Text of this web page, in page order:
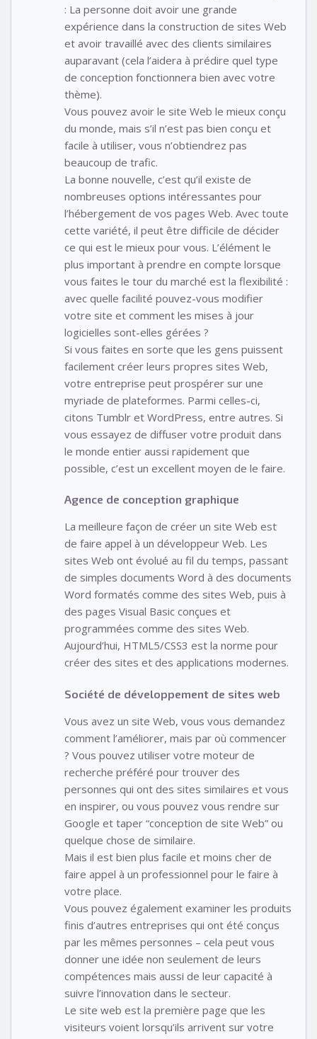
: La personne doit avoir une grande
expérience dans la construction de sites Web
et avoir travaillé avec des clients similaires
auparavant (cela l’aidera à prédire quel type
de conception fonctionnera bien avec votre
thème).
Vous pouvez avoir le site Web le mieux conçu
du monde, mais s’il n’est pas bien conçu et
facile à utiliser, vous n’obtiendrez pas
beaucoup de trafic.
La bonne nouvelle, c’est qu’il existe de
nombreuses options intéressantes pour
l’hébergement de vos pages Web. Avec toute
cette variété, il peut être difficile de décider
ce qui est le mieux pour vous. L’élément le
plus important à prendre en compte lorsque
vous faites le tour du marché est la flexibilité :
avec quelle facilité pouvez-vous modifier
votre site et comment les mises à jour
logicielles sont-elles gérées ?
Si vous faites en sorte que les gens puissent
facilement créer leurs propres sites Web,
votre entreprise peut prospérer sur une
myriade de plateformes. Parmi celles-ci,
citons Tumblr et WordPress, entre autres. Si
vous essayez de diffuser votre produit dans
le monde entier aussi rapidement que
possible, c’est un excellent moyen de le faire.
Agence de conception graphique
La meilleure façon de créer un site Web est
de faire appel à un développeur Web. Les
sites Web ont évolué au fil du temps, passant
de simples documents Word à des documents
Word formatés comme des sites Web, puis à
des pages Visual Basic conçues et
programmées comme des sites Web.
Aujourd’hui, HTML5/CSS3 est la norme pour
créer des sites et des applications modernes.
Société de développement de sites web
Vous avez un site Web, vous vous demandez
comment l’améliorer, mais par où commencer
? Vous pouvez utiliser votre moteur de
recherche préféré pour trouver des
personnes qui ont des sites similaires et vous
en inspirer, ou vous pouvez vous rendre sur
Google et taper “conception de site Web” ou
quelque chose de similaire.
Mais il est bien plus facile et moins cher de
faire appel à un professionnel pour le faire à
votre place.
Vous pouvez également examiner les produits
finis d’autres entreprises qui ont été conçus
par les mêmes personnes – cela peut vous
donner une idée non seulement de leurs
compétences mais aussi de leur capacité à
suivre l’innovation dans le secteur.
Le site web est la première page que les
visiteurs voient lorsqu’ils arrivent sur votre